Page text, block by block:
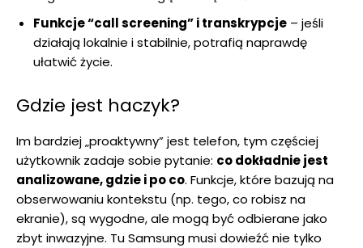
Funkcje “call screening” i transkrypcje – jeśli
działają lokalnie i stabilnie, potrafią naprawdę
ułatwić życie.
Gdzie jest haczyk?
Im bardziej „proaktywny” jest telefon, tym częściej
użytkownik zadaje sobie pytanie: co dokładnie jest
analizowane, gdzie i po co. Funkcje, które bazują na
obserwowaniu kontekstu (np. tego, co robisz na
ekranie), są wygodne, ale mogą być odbierane jako
zbyt inwazyjne. Tu Samsung musi dowieźć nie tylko